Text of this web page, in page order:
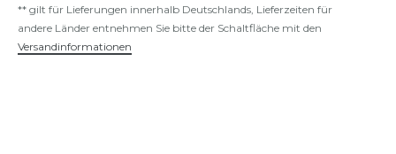
** gilt für Lieferungen innerhalb Deutschlands, Lieferzeiten für
andere Länder entnehmen Sie bitte der Schaltfläche mit den
Versandinformationen